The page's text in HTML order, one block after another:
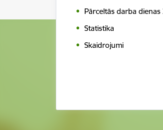
Pārceltās darba
Statistika
Skaidrojumi